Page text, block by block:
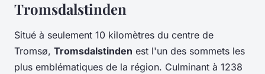
Tromsdalstinden
Situé à seulement 10 kilomètres du centre de
Tromsø, Tromsdalstinden est l'un des sommets les
plus emblématiques de la région. Culminant à 1238